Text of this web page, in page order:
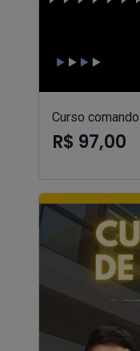
Curso
R$ 97,00